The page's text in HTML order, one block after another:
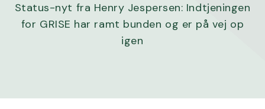
Status-nyt fra Henry Jespersen: Indtjeningen
for GRISE har ramt bunden og er på vej op
igen